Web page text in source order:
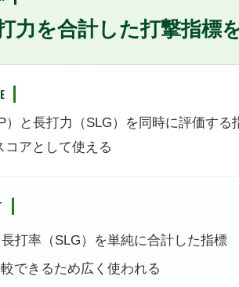
力を合計した打撃指標
）と長打力（SLG）を同時に評価する
アとして使える
打率（SLG）を単純に合計した指標
できるため広く使われる